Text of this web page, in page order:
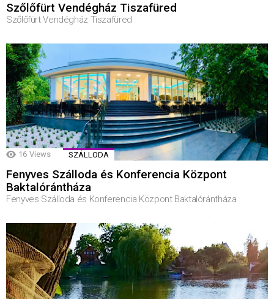
Szőlőfürt Vendégház Tiszafüred
Szőlőfürt Vendégház Tiszafüred
16 Views SZÁLLODA
Fenyves Szálloda és Konferencia Központ
Baktalórántháza
Fenyves Szálloda és Konferencia Központ Baktalórántháza